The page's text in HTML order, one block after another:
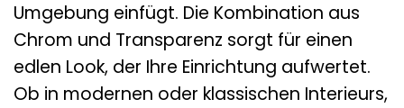
Umgebung einfügt. Die Kombination aus
Chrom und Transparenz sorgt für einen
edlen Look, der Ihre Einrichtung aufwertet.
Ob in modernen oder klassischen Interieurs,